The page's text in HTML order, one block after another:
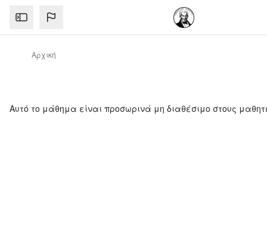
Αρχική
Αυτό το μάθημα είναι προσωρινά μη διαθέσιμο στους